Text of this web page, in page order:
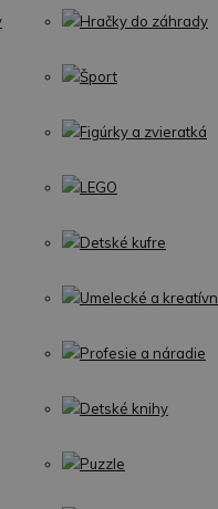
Hračky do záhrady
Šport
Figúrky a zvieratká
LEGO
Detské kufre
Umelecké a
Profesie a náradie
Detské knihy
Puzzle